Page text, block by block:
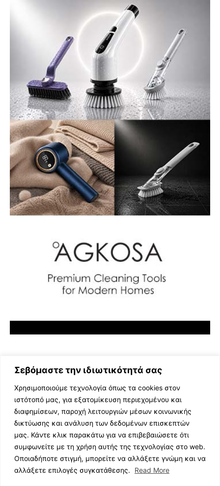
Σεβόμαστε την ιδιωτικότητά σας
Χρησιμοποιούμε τεχνολογία όπως τα cookies στον
ιστότοπό μας, για εξατομίκευση περιεχομένου και
διαφημίσεων, παροχή λειτουργιών μέσων κοινωνικής
δικτύωσης και ανάλυση των δεδομένων επισκεπτών
μας. Κάντε κλικ παρακάτω για να επιβεβαιώσετε ότι
συμφωνείτε με τη χρήση αυτής της τεχνολογίας στο web.
Οποιαδήποτε στιγμή, μπορείτε να αλλάξετε γνώμη και να
αλλάξετε επιλογές συγκατάθεσης.
Read More
ΕΛΛΗΝΙΚΗ ΜΟΥΣΙΚΗ
TV SHOWS
EVENTS
ΘΕΑΤΡΟ
ΔΙΑΓΩΝΙΣΜΟΙ